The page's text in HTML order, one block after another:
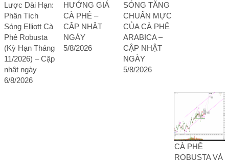
Lược Dài Hạn:
Phân Tích
Sóng Elliott Cà
Phê Robusta
(Kỳ Hạn Tháng
11/2026) – Cập
nhật ngày
6/8/2026
HƯỚNG GIÁ
CÀ PHÊ –
CẬP NHẬT
NGÀY
5/8/2026
SÓNG TĂNG
CHUẨN MỰC
CỦA CÀ PHÊ
ARABICA –
CẬP NHẬT
NGÀY
5/8/2026
CÀ PHÊ
ROBUSTA VÀ